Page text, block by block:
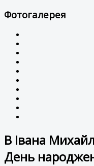
Фотогалерея
В Івана
День